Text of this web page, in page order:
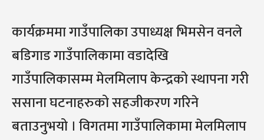
कार्यक्रममा गाउँपालिका उपाध्यक्ष भिमसेन वनले
बडिगाड गाउँपालिकामा वडादेखि
गाउँपालिकासम्म मेलमिलाप केन्द्रको स्थापना गरी
ससाना घटनाहरुको सहजीकरण गरिने
बताउनुभयो । विगतमा गाउँपालिकामा मेलमिलाप